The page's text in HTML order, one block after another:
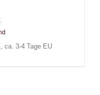
ca. 3-4 Tage EU